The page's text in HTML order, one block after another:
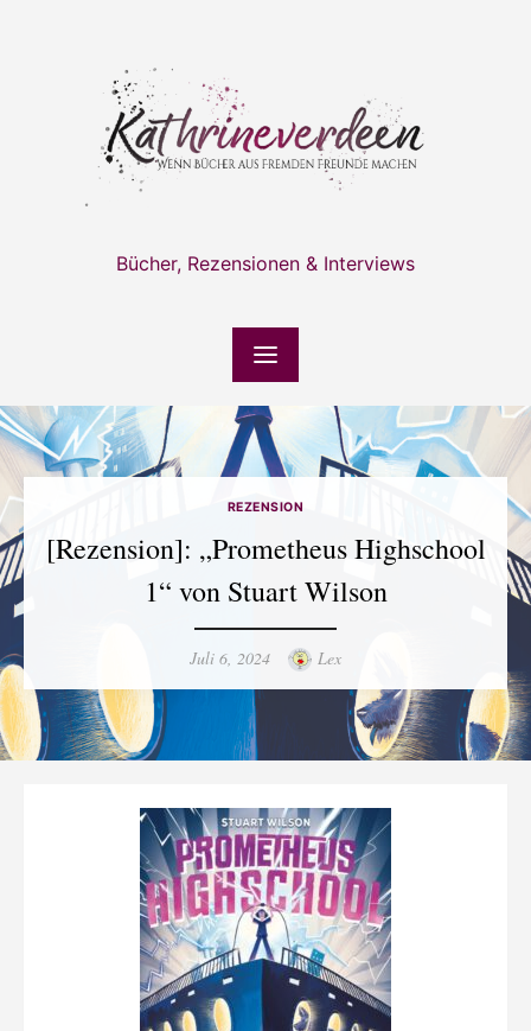
Bücher, Rezensionen & Interviews
REZENSION
[Rezension]: „Prometheus Highschool
1“ von Stuart Wilson
Posted
Juli 6, 2024 Author
Lex